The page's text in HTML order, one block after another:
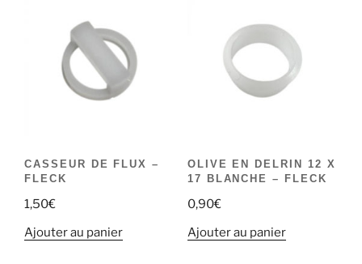
CASSEUR DE FLUX –
FLECK
1,50€
Ajouter au panier
OLIVE EN DELRIN 12 X
17 BLANCHE – FLECK
0,90€
Ajouter au panier